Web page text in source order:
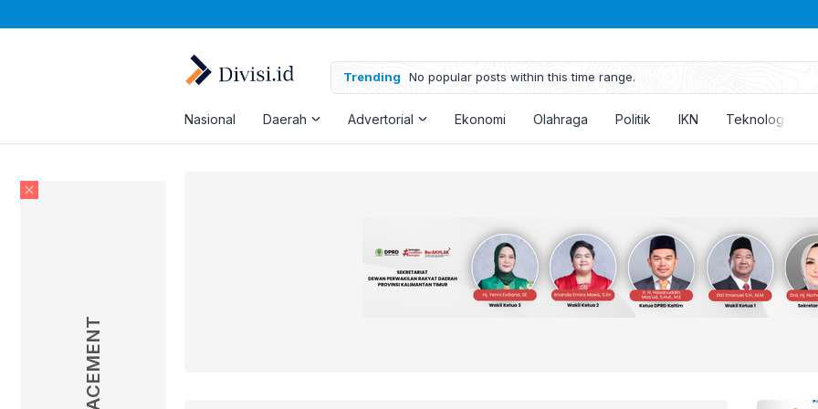
Trending No popular posts within this time range.
Nasional Daerah Advertorial Ekonomi Olahraga Politik IKN Teknologi